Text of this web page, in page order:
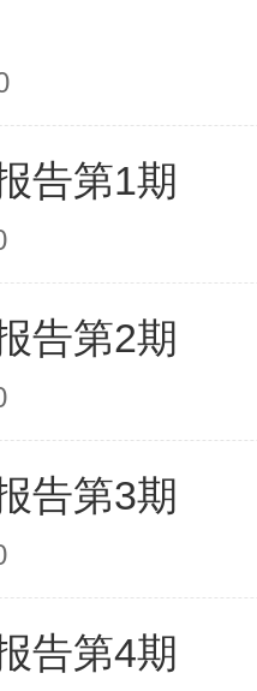
告第1期
告第2期
告第3期
告第4期